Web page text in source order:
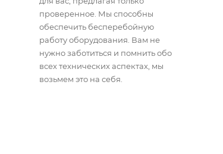
проверенное. Мы способны
обеспечить бесперебойную
работу оборудования. Вам не
нужно заботиться и помнить обо
всех технических аспектах, мы
возьмем это на себя.